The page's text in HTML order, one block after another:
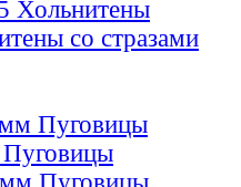
Хольнитены
со стразами
Пуговицы